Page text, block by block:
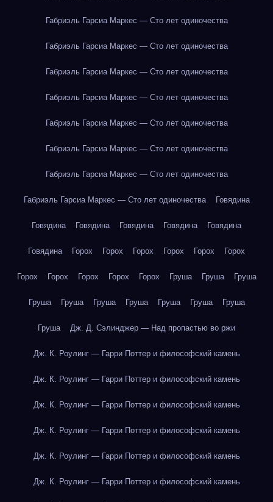
Габриэль Гарсиа Маркес — Сто лет одиночества
Габриэль Гарсиа Маркес — Сто лет одиночества
Габриэль Гарсиа Маркес — Сто лет одиночества
Габриэль Гарсиа Маркес — Сто лет одиночества
Габриэль Гарсиа Маркес — Сто лет одиночества
Габриэль Гарсиа Маркес — Сто лет одиночества
Габриэль Гарсиа Маркес — Сто лет одиночества
Габриэль Гарсиа Маркес — Сто лет одиночества Говядина
Говядина Говядина Говядина Говядина Говядина
Говядина Горох Горох Горох Горох Горох Горох
Горох Горох Горох Горох Горох Груша Груша Груша
Груша Груша Груша Груша Груша Груша Груша
Груша Дж. Д. Сэлинджер — Над пропастью во ржи
Дж. К. Роулинг — Гарри Поттер и философский камень
Дж. К. Роулинг — Гарри Поттер и философский камень
Дж. К. Роулинг — Гарри Поттер и философский камень
Дж. К. Роулинг — Гарри Поттер и философский камень
Дж. К. Роулинг — Гарри Поттер и философский камень
Дж. К. Роулинг — Гарри Поттер и философский камень